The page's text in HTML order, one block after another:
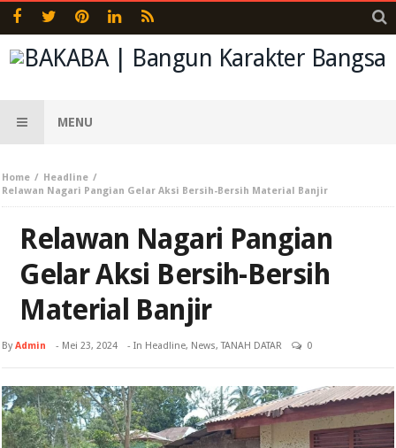
MENU
Home
Headline
Relawan Nagari Pangian Gelar Aksi Bersih-Bersih Material Banjir
Relawan Nagari Pangian
Gelar Aksi Bersih-Bersih
Material Banjir
ByAdmin - Mei 23, 2024 - In Headline, News,TANAH DATAR 0